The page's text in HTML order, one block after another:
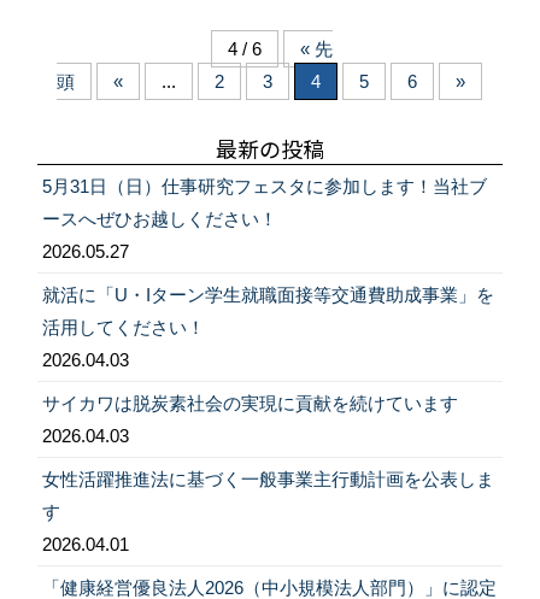
最新の投稿
5月31日（日）仕事研究フェスタに参加します！当社ブ
ースへぜひお越しください！
2026.05.27
就活に「U・Iターン学生就職面接等交通費助成事業」を
活用してください！
2026.04.03
サイカワは脱炭素社会の実現に貢献を続けています
2026.04.03
女性活躍推進法に基づく一般事業主行動計画を公表しま
す
2026.04.01
「健康経営優良法人2026（中小規模法人部門）」に認定
4 / 6
« 先
頭
« ... 2 3 4 5 6 »